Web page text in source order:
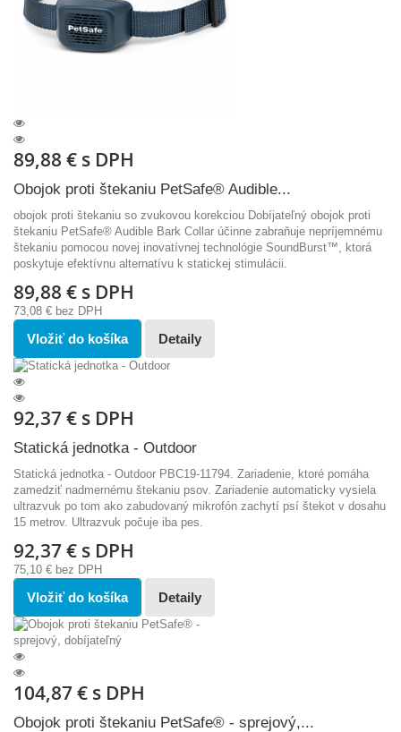
89,88 € s DPH
Obojok proti štekaniu PetSafe® Audible...
obojok proti štekaniu so zvukovou korekciou Dobíjateľný obojok proti
štekaniu PetSafe® Audible Bark Collar účinne zabraňuje nepríjemnému
štekaniu pomocou novej inovatívnej technológie SoundBurst™, ktorá
poskytuje efektívnu alternatívu k statickej stimulácii.
89,88 € s DPH
73,08 € bez DPH
Vložiť do košíka Detaily
92,37 € s DPH
Statická jednotka - Outdoor
Statická jednotka - Outdoor PBC19-11794. Zariadenie, ktoré pomáha
zamedziť nadmernému štekaniu psov. Zariadenie automaticky vysiela
ultrazvuk po tom ako zabudovaný mikrofón zachytí psí štekot v dosahu
15 metrov. Ultrazvuk počuje iba pes.
92,37 € s DPH
75,10 € bez DPH
Vložiť do košíka Detaily
104,87 € s DPH
Obojok proti štekaniu PetSafe® - sprejový,...